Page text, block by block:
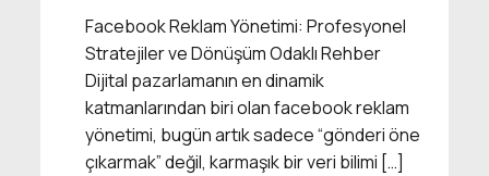
Facebook Reklam Yönetimi: Profesyonel
Stratejiler ve Dönüşüm Odaklı Rehber
Dijital pazarlamanın en dinamik
katmanlarından biri olan facebook reklam
yönetimi, bugün artık sadece “gönderi öne
çıkarmak” değil, karmaşık bir veri bilimi […]